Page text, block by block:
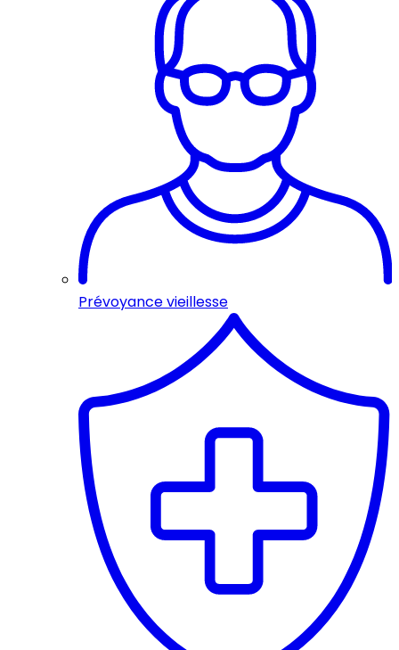
Prévoyance vieillesse